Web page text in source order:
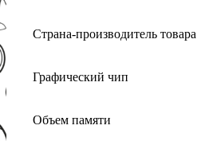
Страна-производитель товара
Графический чип
Объем памяти